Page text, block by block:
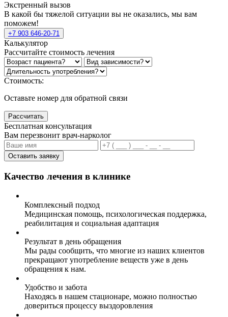
Экстренный вызов
В какой бы тяжелой ситуации вы не оказались, мы вам
поможем!
+7 903 646-20-71
Калькулятор
Рассчитайте стоимость лечения
Стоимость:
Оставьте номер для обратной связи
Рассчитать
Бесплатная консультация
Вам перезвонит врач-нарколог
Оставить заявку
Качество лечения в клинике
Комплексный подход
Медицинская помощь, психологическая поддержка,
реабилитация и социальная адаптация
Результат в день обращения
Мы рады сообщить, что многие из наших клиентов
прекращают употребление веществ уже в день
обращения к нам.
Удобство и забота
Находясь в нашем стационаре, можно полностью
довериться процессу выздоровления